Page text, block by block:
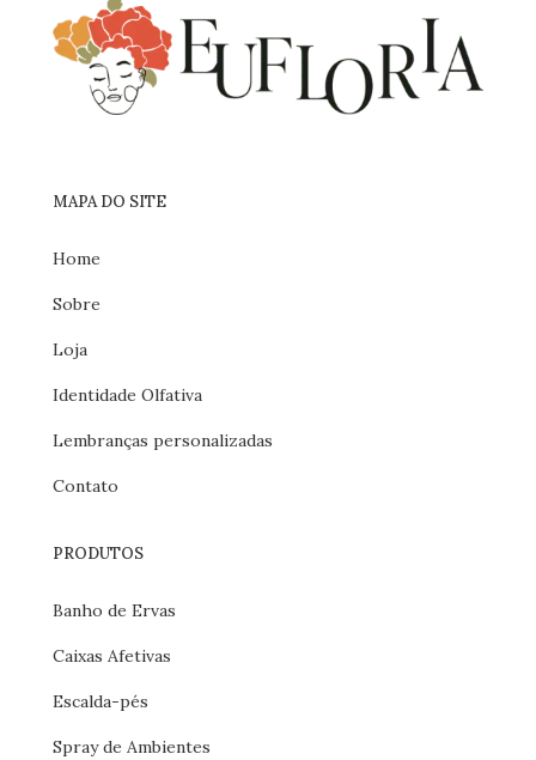
MAPA DO SITE
Home
Sobre
Loja
Identidade Olfativa
Lembranças personalizadas
Contato
PRODUTOS
Banho de Ervas
Caixas Afetivas
Escalda-pés
Spray de Ambientes